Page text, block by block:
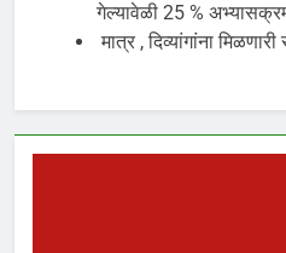
गेल्यावेळी 25 %
मात्र , दिव्यांगांना